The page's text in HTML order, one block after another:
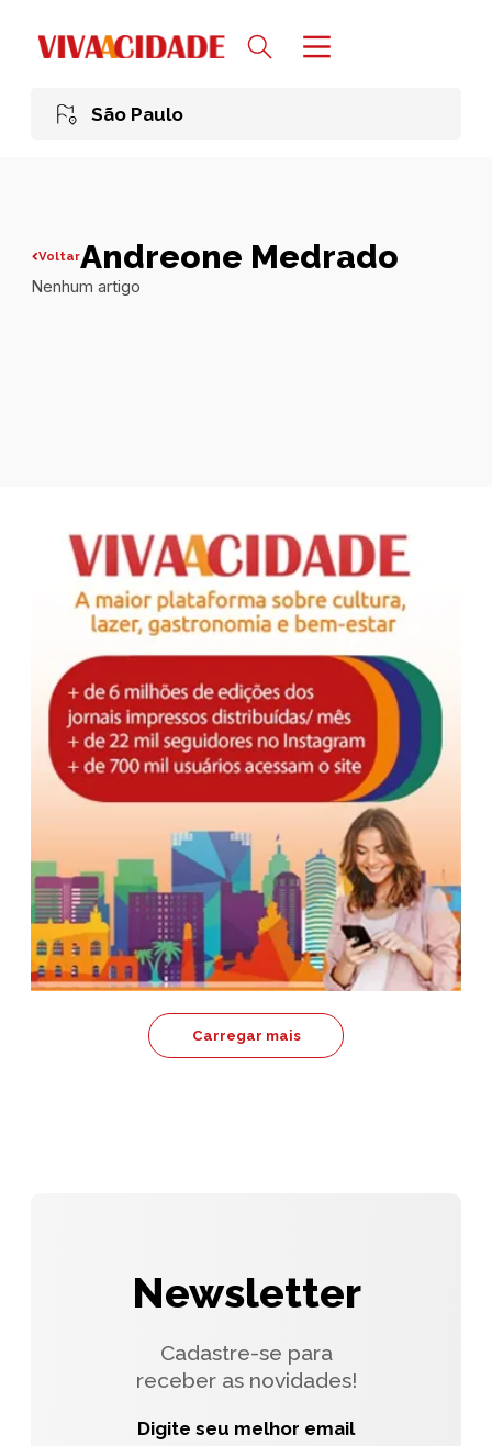
São Paulo
VoltarAndreone Medrado
Nenhum artigo
Carregar mais
Newsletter
Cadastre-se para
receber as novidades!
Digite seu melhor email